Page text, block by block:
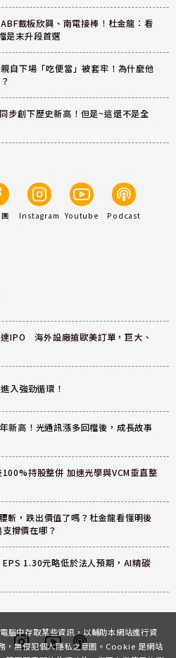
載板欣興、南電接棒！杜金龍：看
是末升段首選
自下場「吃便當」被套牢！為什麼他
步創下歷史新高！但是~這還不是全
Instagram Youtube Podcast
IPO 海外設廠搶歐美訂單，巨大、
入強勁循環！
新高！光通訊漲多回檔後，成長故事
持股整併 加速光學與VCM垂直整
斬，跌出價值了嗎？杜金龍看懂明後
撐價在哪？
1.30元略低於法人預期，AI精碳
腦中存取某些資訊，以輔助本網站進行資
，無侵犯個人隱私之意圖。Cookie 是網站